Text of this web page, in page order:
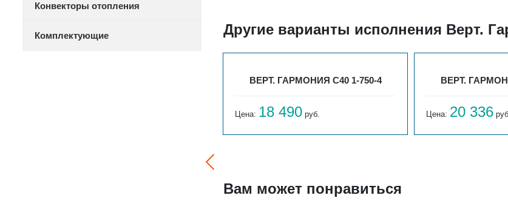
Конвекторы отопления
Комплектующие Другие варианты исполнения Верт.
ВЕРТ. ГАРМОНИЯ С40 1-750-4
Цена: 18 490 руб.
ВЕРТ.
Цена: 20 336
Вам может понравиться